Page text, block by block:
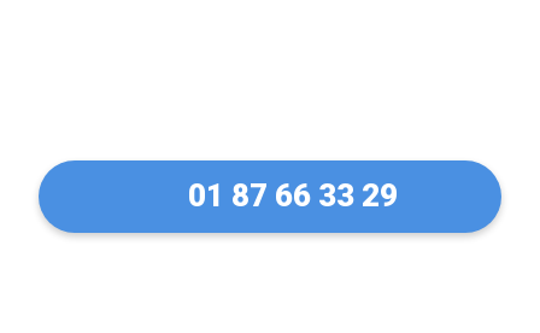
01 87 66 33 29